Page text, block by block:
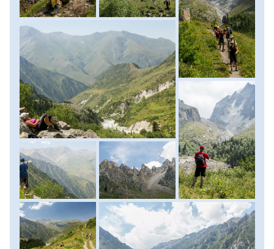
- az Altyn-Arachan völgy csodálatos világa és hőforrásai
- a magashegyi Ala Kul gleccsertó és Ala Kul hágó
- a karakoli állatvásár